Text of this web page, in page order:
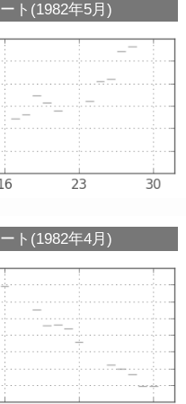
ト(1982年5月)
ト(1982年4月)